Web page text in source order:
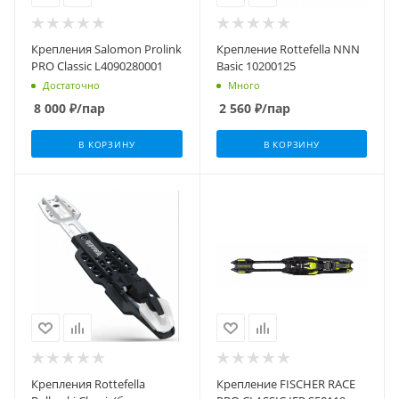
Крепления Salomon Prolink
PRO Classic L4090280001
Достаточно
8 000 ₽/пар
В КОРЗИНУ
Крепление Rottefella NNN
Basic 10200125
Много
2 560₽/пар
В КОРЗИНУ
Крепления Rottefella
Крепление FISCHER RACE